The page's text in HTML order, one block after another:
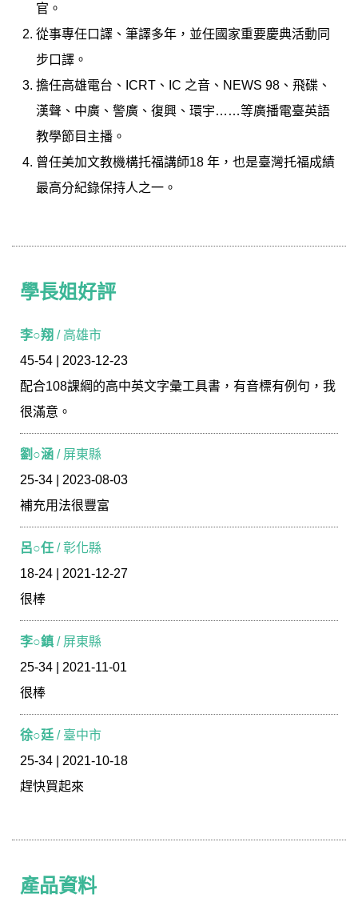
官。
從事專任口譯、筆譯多年，並任國家重要慶典活動同
步口譯。
擔任高雄電台、ICRT、IC 之音、NEWS 98、飛碟、
漢聲、中廣、警廣、復興、環宇……等廣播電臺英語
教學節目主播。
曾任美加文教機構托福講師18 年，也是臺灣托福成績
最高分紀錄保持人之一。
學長姐好評
李○翔 / 高雄市
45-54 | 2023-12-23
配合108課綱的高中英文字彙工具書，有音標有例句，我
很滿意。
劉○涵 / 屏東縣
25-34 | 2023-08-03
補充用法很豐富
呂○任 / 彰化縣
18-24 | 2021-12-27
很棒
李○鎮 / 屏東縣
25-34 | 2021-11-01
很棒
徐○廷 / 臺中市
25-34 | 2021-10-18
趕快買起來
產品資料